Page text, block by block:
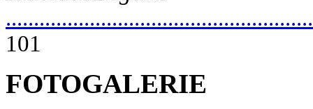
101
FOTOGALERIE